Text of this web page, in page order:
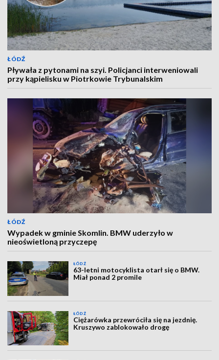
ŁÓDŹ
Pływała z pytonami na szyi. Policjanci interweniowali
przy kąpielisku w Piotrkowie Trybunalskim
ŁÓDŹ
Wypadek w gminie Skomlin. BMW uderzyło w
nieoświetloną przyczepę
ŁÓDŹ
63-letni motocyklista otarł się o BMW.
Miał ponad 2 promile
ŁÓDŹ
Ciężarówka przewróciła się na jezdnię.
Kruszywo zablokowało drogę